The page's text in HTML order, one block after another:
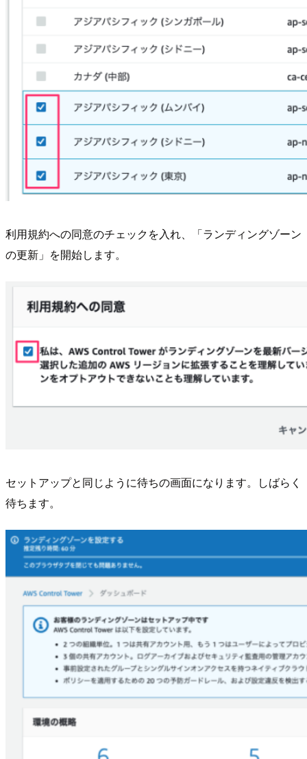
利用規約への同意のチェックを入れ、「ランディングゾーン
の更新」を開始します。
セットアップと同じように待ちの画面になります。しばらく
待ちます。